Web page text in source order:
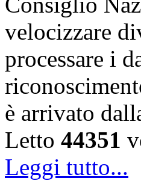
velocizzare
processare i
è arrivato
Letto 44351
Leggi tutto...